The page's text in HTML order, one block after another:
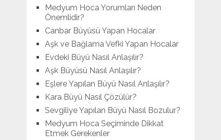
Medyum Hoca Yorumları Neden
Önemlidir?
Canbar Büyüsü Yapan Hocalar
Aşk ve Bağlama Vefki Yapan Hocalar
Evdeki Büyü Nasıl Anlaşılır?
Aşk Büyüsü Nasıl Anlaşılır?
Eşlere Yapılan Büyü Nasıl Anlaşılır?
Kara Büyü Nasıl Çözülür?
Sevgiliye Yapılan Büyü Nasıl Bozulur?
Medyum Hoca Seçiminde Dikkat
Etmek Gerekenler